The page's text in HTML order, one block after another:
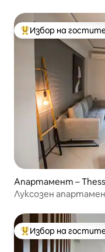
Най-популярен
Избор на
Апартамент –
Луксозен
Най-популярен
Избор на